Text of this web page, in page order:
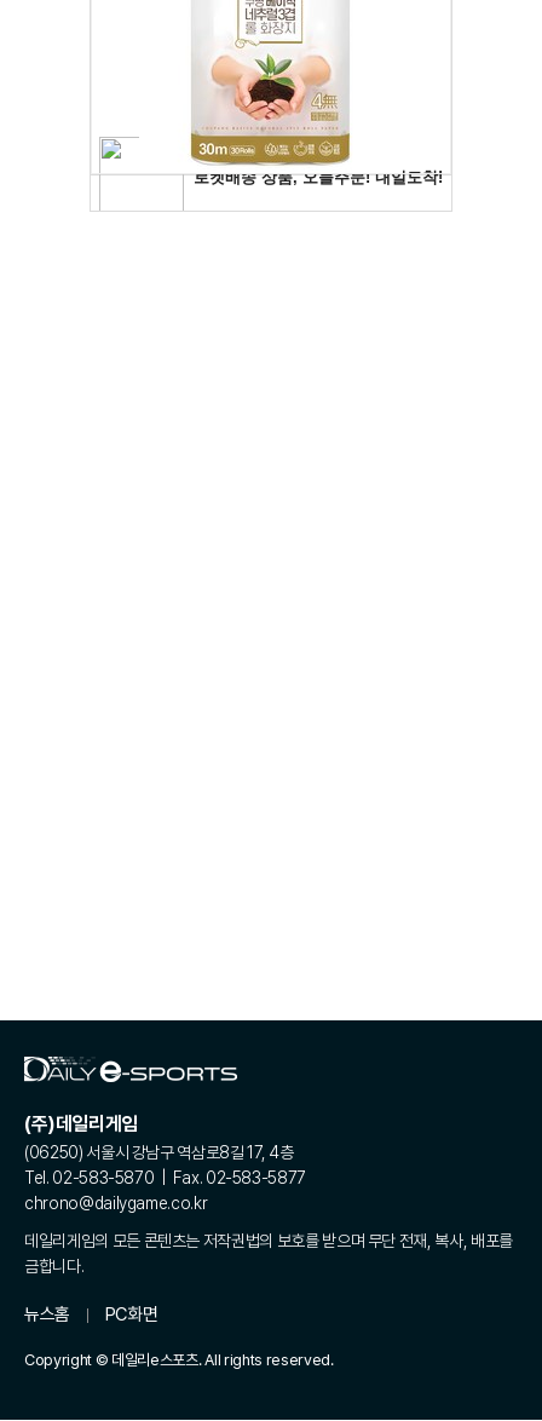
(주)데일리게임
(06250) 서울시 강남구 역삼로8길 17, 4층
Tel. 02-583-5870 | Fax. 02-583-5877
chrono@dailygame.co.kr
데일리게임의 모든 콘텐츠는 저작권법의 보호를 받으며 무단 전재, 복사, 배포를
금합니다.
뉴스홈 PC화면
Copyright © 데일리e스포츠. All rights reserved.